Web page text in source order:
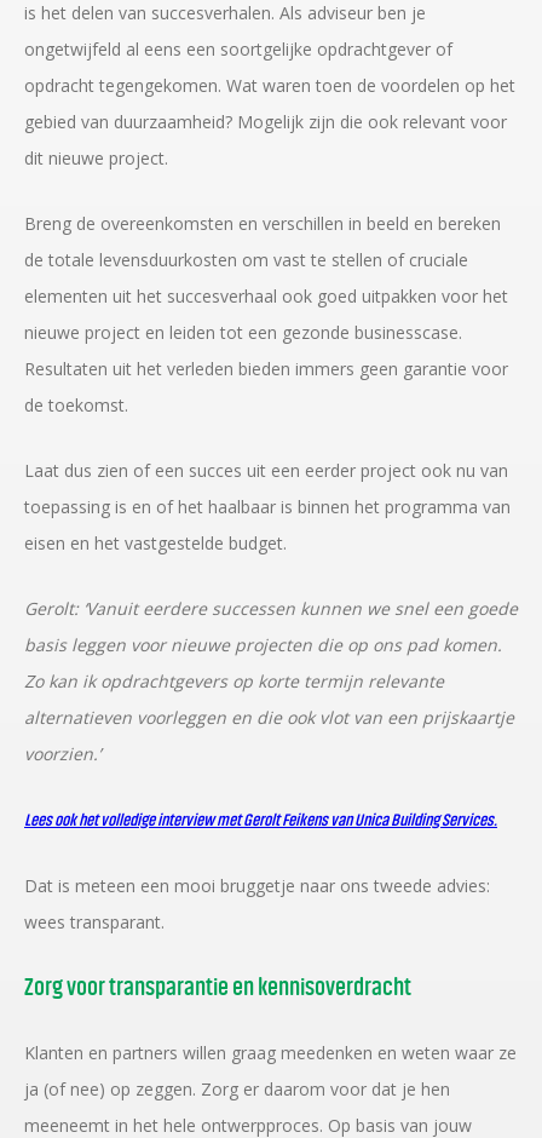
is het delen van succesverhalen. Als adviseur ben je
ongetwijfeld al eens een soortgelijke opdrachtgever of
opdracht tegengekomen. Wat waren toen de voordelen op het
gebied van duurzaamheid? Mogelijk zijn die ook relevant voor
dit nieuwe project.
Breng de overeenkomsten en verschillen in beeld en bereken
de totale levensduurkosten om vast te stellen of cruciale
elementen uit het succesverhaal ook goed uitpakken voor het
nieuwe project en leiden tot een gezonde businesscase.
Resultaten uit het verleden bieden immers geen garantie voor
de toekomst.
Laat dus zien of een succes uit een eerder project ook nu van
toepassing is en of het haalbaar is binnen het programma van
eisen en het vastgestelde budget.
Gerolt: ‘Vanuit eerdere successen kunnen we snel een goede
basis leggen voor nieuwe projecten die op ons pad komen.
Zo kan ik opdrachtgevers op korte termijn relevante
alternatieven voorleggen en die ook vlot van een prijskaartje
voorzien.’
Lees ook het volledige interview met Gerolt Feikens van Unica Building Services.
Dat is meteen een mooi bruggetje naar ons tweede advies:
wees transparant.
Zorg voor transparantie en kennisoverdracht
Klanten en partners willen graag meedenken en weten waar ze
ja (of nee) op zeggen. Zorg er daarom voor dat je hen
meeneemt in het hele ontwerpproces. Op basis van jouw